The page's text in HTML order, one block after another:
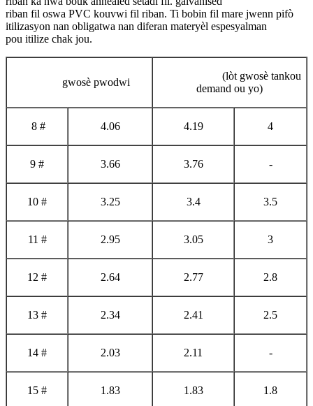
riban fil oswa PVC kouvwi fil riban. Ti bobin fil mare jwenn pifò
itilizasyon nan obligatwa nan diferan materyèl espesyalman
pou itilize chak jou.
gwosè pwodwi
(lòt gwosè tankou
demand ou yo)
8 # 4.06 4.19 4
9 # 3.66 3.76 -
10 # 3.25 3.4 3.5
11 # 2.95 3.05 3
12 # 2.64 2.77 2.8
13 # 2.34 2.41 2.5
14 # 2.03 2.11 -
15 # 1.83 1.83 1.8